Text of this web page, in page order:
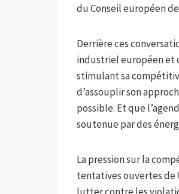
du Conseil européen
Derrière ces
industriel européen et
stimulant sa
d’assouplir son
possible. Et que
soutenue par des
La pression sur la
tentatives ouvertes de